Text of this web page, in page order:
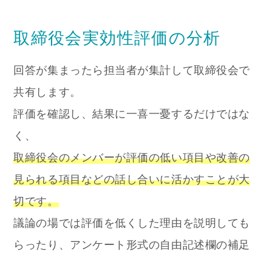
取締役会実効性評価の分析
回答が集まったら担当者が集計して取締役会で
共有します。
評価を確認し、結果に一喜一憂するだけではな
く、
取締役会のメンバーが評価の低い項目や改善の
見られる項目などの話し合いに活かすことが大
切です。
議論の場では評価を低くした理由を説明しても
らったり、アンケート形式の自由記述欄の補足